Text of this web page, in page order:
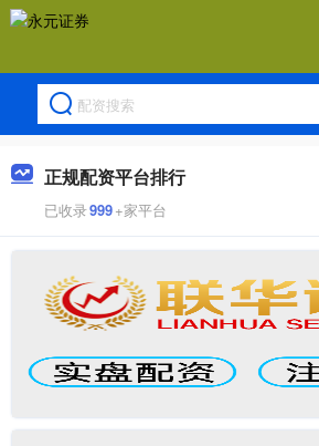
正规配资平台排行
已收录999+家平台